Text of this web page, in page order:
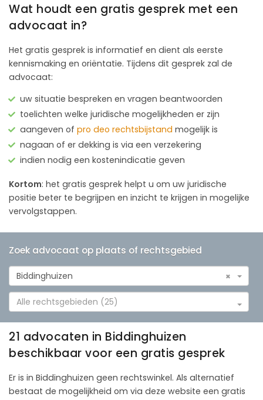
Wat houdt een gratis gesprek met een
advocaat in?
Het gratis gesprek is informatief en dient als eerste
kennismaking en oriëntatie. Tijdens dit gesprek zal de
advocaat:
uw situatie bespreken en vragen beantwoorden
toelichten welke juridische mogelijkheden er zijn
aangeven of pro deo rechtsbijstand mogelijk is
nagaan of er dekking is via een verzekering
indien nodig een kostenindicatie geven
Kortom: het gratis gesprek helpt u om uw juridische
positie beter te begrijpen en inzicht te krijgen in mogelijke
vervolgstappen.
Zoek advocaat op plaats of rechtsgebied
×
Biddinghuizen
Alle rechtsgebieden (25)
21 advocaten in Biddinghuizen
beschikbaar voor een gratis gesprek
Er is in Biddinghuizen geen rechtswinkel. Als alternatief
bestaat de mogelijkheid om via deze website een gratis